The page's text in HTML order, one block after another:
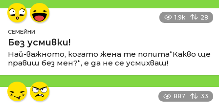
1.9k 28
СЕМЕЙНИ
Без усмивки!
Най-важното, когато жена те попита“Какво ще
правиш без мен?“, е да не се усмихваш!
887 33